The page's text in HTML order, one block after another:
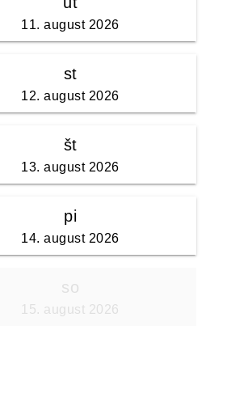
11. august 2026
st
12. august 2026
št
13. august 2026
pi
14. august 2026
so
15. august 2026